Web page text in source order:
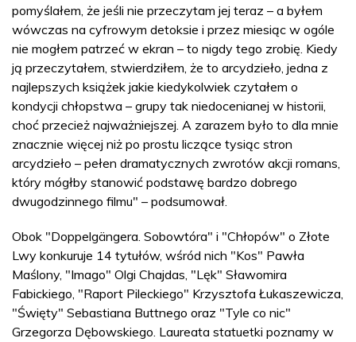
pomyślałem, że jeśli nie przeczytam jej teraz – a byłem
wówczas na cyfrowym detoksie i przez miesiąc w ogóle
nie mogłem patrzeć w ekran – to nigdy tego zrobię. Kiedy
ją przeczytałem, stwierdziłem, że to arcydzieło, jedna z
najlepszych książek jakie kiedykolwiek czytałem o
kondycji chłopstwa – grupy tak niedocenianej w historii,
choć przecież najważniejszej. A zarazem było to dla mnie
znacznie więcej niż po prostu liczące tysiąc stron
arcydzieło – pełen dramatycznych zwrotów akcji romans,
który mógłby stanowić podstawę bardzo dobrego
dwugodzinnego filmu" – podsumował.
Obok "Doppelgängera. Sobowtóra" i "Chłopów" o Złote
Lwy konkuruje 14 tytułów, wśród nich "Kos" Pawła
Maślony, "Imago" Olgi Chajdas, "Lęk" Sławomira
Fabickiego, "Raport Pileckiego" Krzysztofa Łukaszewicza,
"Święty" Sebastiana Buttnego oraz "Tyle co nic"
Grzegorza Dębowskiego. Laureata statuetki poznamy w